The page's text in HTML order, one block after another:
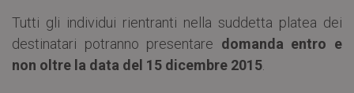
Tutti gli individui rientranti nella suddetta platea dei
destinatari potranno presentare domanda entro e
non oltre la data del 15 dicembre 2015.